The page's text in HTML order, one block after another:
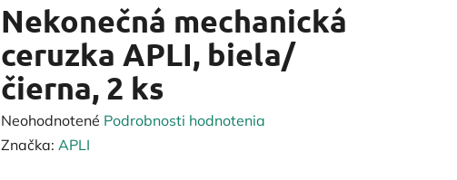
Nekonečná mechanická
ceruzka APLI, biela/
čierna, 2 ks
Priemerné
hodnotenie
Neohodnotené Podrobnosti hodnotenia
Značka: APLI